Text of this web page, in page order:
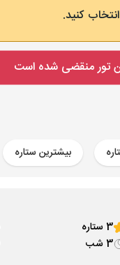
کنید.
تور منقضی شده است
بیشترین ستاره
3 ستاره
3 شب